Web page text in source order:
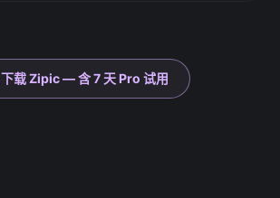
下载 Zipic — 含 7 天 Pro 试用